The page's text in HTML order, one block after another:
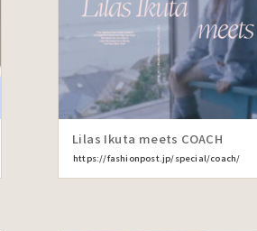
Lilas Ikuta meets COACH
https://fashionpost.jp/special/coach/